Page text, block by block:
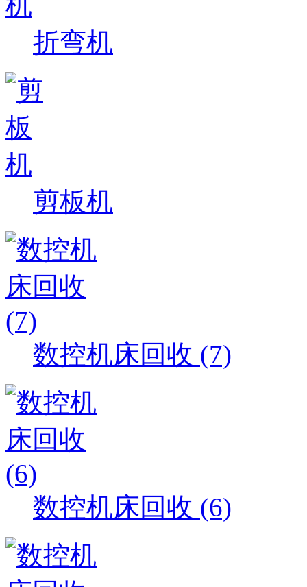
折弯机
剪板机
数控机床回收 (7)
数控机床回收 (6)